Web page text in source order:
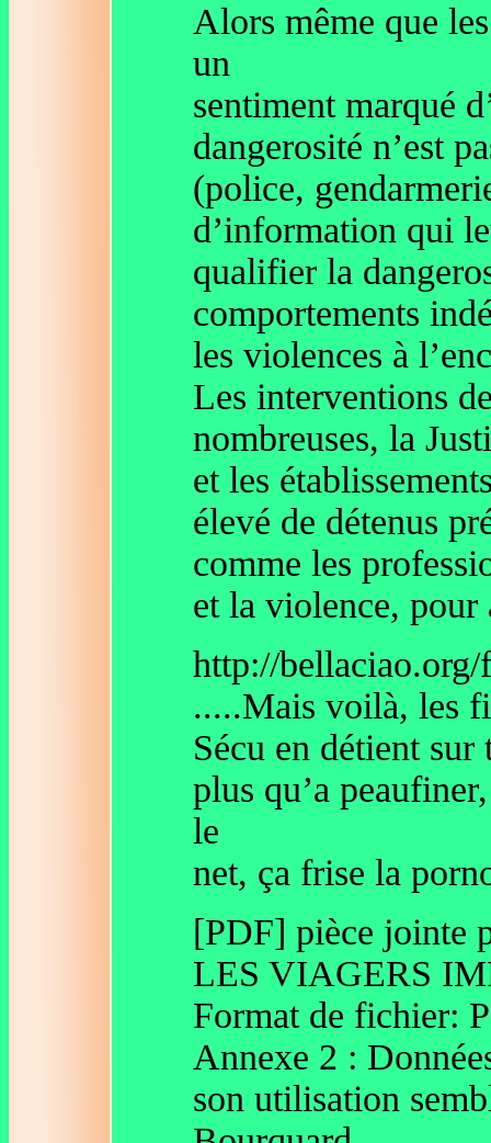
Alors même que
un
sentiment marqué
dangerosité n’est
(police,
d’information qui
qualifier la
comportements
les violences à
Les interventions
nombreuses, la
et les
élevé de détenus
comme les
et la violence, pour
http://
.....Mais voilà, les
Sécu en détient
plus qu’a
le
net, ça frise la
[PDF] pièce jointe
LES VIAGERS
Format de fichier:
Annexe 2 :
son utilisation